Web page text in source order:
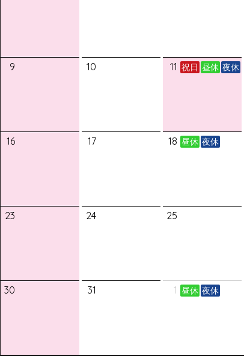
9 10 11 祝日 昼休 夜休
16 17 18 昼休 夜休
23 24 25
30 31 1 昼休 夜休